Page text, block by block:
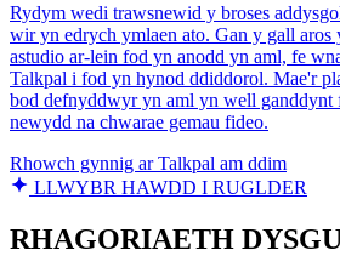
Rydym wedi trawsnewid y broses
wir yn edrych ymlaen ato. Gan y gall
astudio ar-lein fod yn anodd yn aml, fe
Talkpal i fod yn hynod ddiddorol. Mae'r
bod defnyddwyr yn aml yn well ganddynt
newydd na chwarae gemau fideo.
Rhowch gynnig ar Talkpal am ddim
LLWYBR HAWDD I RUGLDER
RHAGORIAETH